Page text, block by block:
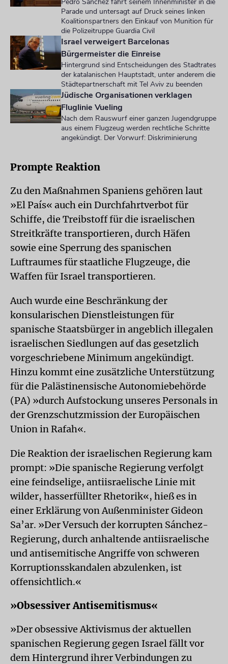
Parade und untersagt auf Druck seines linken
Koalitionspartners den Einkauf von Munition für
die Polizeitruppe Guardia Civil
Israel verweigert Barcelonas
Bürgermeister die Einreise
Hintergrund sind Entscheidungen des Stadtrates
der katalanischen Hauptstadt, unter anderem die
Städtepartnerschaft mit Tel Aviv zu beenden
Jüdische Organisationen verklagen
Fluglinie Vueling
Nach dem Rauswurf einer ganzen Jugendgruppe
aus einem Flugzeug werden rechtliche Schritte
angekündigt. Der Vorwurf: Diskriminierung
Prompte Reaktion
Zu den Maßnahmen Spaniens gehören laut
»El País« auch ein Durchfahrtverbot für
Schiffe, die Treibstoff für die israelischen
Streitkräfte transportieren, durch Häfen
sowie eine Sperrung des spanischen
Luftraumes für staatliche Flugzeuge, die
Waffen für Israel transportieren.
Auch wurde eine Beschränkung der
konsularischen Dienstleistungen für
spanische Staatsbürger in angeblich illegalen
israelischen Siedlungen auf das gesetzlich
vorgeschriebene Minimum angekündigt.
Hinzu kommt eine zusätzliche Unterstützung
für die Palästinensische Autonomiebehörde
(PA) »durch Aufstockung unseres Personals in
der Grenzschutzmission der Europäischen
Union in Rafah«.
Die Reaktion der israelischen Regierung kam
prompt: »Die spanische Regierung verfolgt
eine feindselige, antiisraelische Linie mit
wilder, hasserfüllter Rhetorik«, hieß es in
einer Erklärung von Außenminister Gideon
Sa’ar. »Der Versuch der korrupten Sánchez-
Regierung, durch anhaltende antiisraelische
und antisemitische Angriffe von schweren
Korruptionsskandalen abzulenken, ist
offensichtlich.«
»Obsessiver Antisemitismus«
»Der obsessive Aktivismus der aktuellen
spanischen Regierung gegen Israel fällt vor
dem Hintergrund ihrer Verbindungen zu